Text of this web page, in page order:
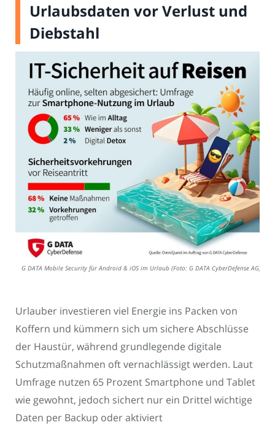
Urlaubsdaten vor Verlust und
Diebstahl
G DATA Mobile Security für Android & iOS im Urlaub (Foto: G DATA CyberDefense AG)
Urlauber investieren viel Energie ins Packen von
Koffern und kümmern sich um sichere Abschlüsse
der Haustür, während grundlegende digitale
Schutzmaßnahmen oft vernachlässigt werden. Laut
Umfrage nutzen 65 Prozent Smartphone und Tablet
wie gewohnt, jedoch sichert nur ein Drittel wichtige
Daten per Backup oder aktiviert